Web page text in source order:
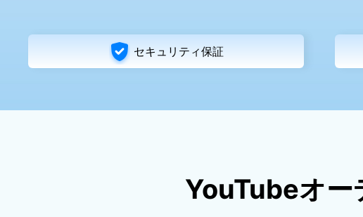
セキュリティ保証
YouTubeオー